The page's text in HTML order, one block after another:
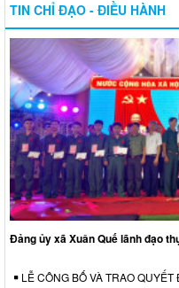
TIN CHỈ ĐẠO - ĐIỀU HÀNH
Đảng ủy xã Xuân Quế lãnh đạo
LỄ CÔNG BỐ VÀ TRAO